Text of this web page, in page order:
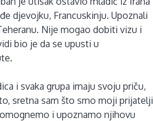
djevojku, Francuskinju. Upoznali
Nije mogao dobiti vizu i
bio je da se upusti u
i svaka grupa imaju svoju priču,
sretna sam što smo moji prijatelji
i upoznamo njihovu